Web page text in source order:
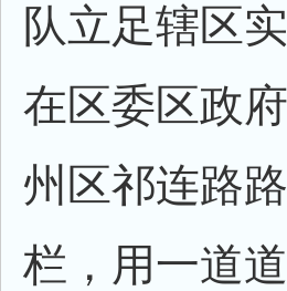
队立足辖区
在区委区政
州区祁连路
栏，用一道